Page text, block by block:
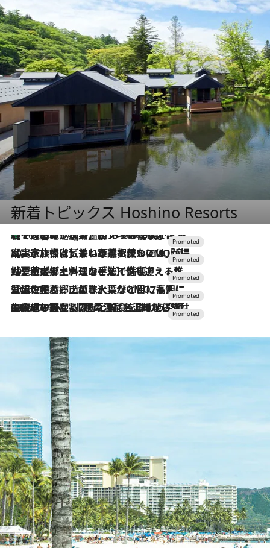
新着トピックス Hoshino Resorts
10 Hours Ago
【トンボの足水浴】ヒノキの香りに包まれて涼感マックス！約13℃の湧水かけ流しを避暑地「星野温泉 トンボの湯」で体験
2026.7.31
【ホテル帰省】という選択肢をOMOが提案。家族とほどよい距離を保つには「昼は実家、夜は気兼ねなくホテルで！」
2026.7.24
【夏限定ディナーコース】旬を迎える稚鮎や花ズッキーニなどをイタリア・トスカーナの郷土料理の手法で満喫！
2026.7.17
「土佐和ハーブかき氷」がOMO7高知に登場！生姜、山椒、大葉など目にも舌にも涼を呼ぶ郷土の味
2026.7.10
NEW OPEN！【界 草津】名湯の地に誕生。趣の異なる2種の温泉と上州ならではの会席・蕎麦割烹など美食を味わう究極の癒やし旅